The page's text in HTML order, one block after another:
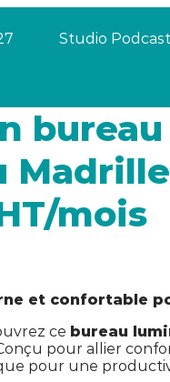
Studio Podcast
bureau
mois
et confortable
ce bureau
pour allier
pour une